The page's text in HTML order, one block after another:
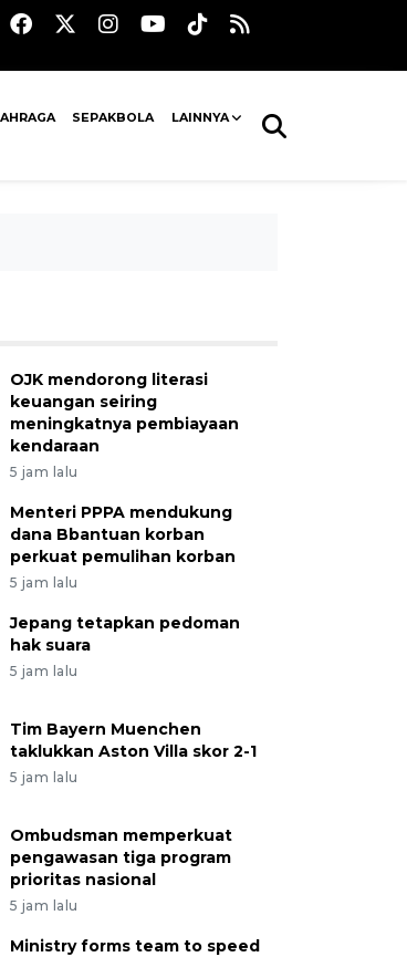
SEPAKBOLA LAINNYA
OJK mendorong literasi
keuangan seiring
meningkatnya pembiayaan
kendaraan
5 jam lalu
Menteri PPPA mendukung
dana Bbantuan korban
perkuat pemulihan korban
5 jam lalu
Jepang tetapkan pedoman
hak suara
5 jam lalu
Tim Bayern Muenchen
taklukkan Aston Villa skor 2-1
5 jam lalu
Ombudsman memperkuat
pengawasan tiga program
prioritas nasional
5 jam lalu
Ministry forms team to speed